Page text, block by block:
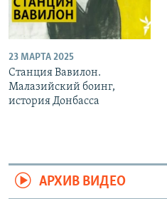
23 МАРТА 2025
Станция Вавилон.
Малазийский боинг,
история Донбасса
АРХИВ ВИДЕО